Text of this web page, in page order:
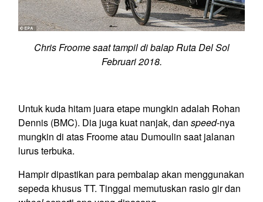
Chris Froome saat tampil di balap Ruta Del Sol
Februari 2018.
Untuk kuda hitam juara etape mungkin adalah Rohan
Dennis (BMC). Dia juga kuat nanjak, dan speed-nya
mungkin di atas Froome atau Dumoulin saat jalanan
lurus terbuka.
Hampir dipastikan para pembalap akan menggunakan
sepeda khusus TT. Tinggal memutuskan rasio gir dan